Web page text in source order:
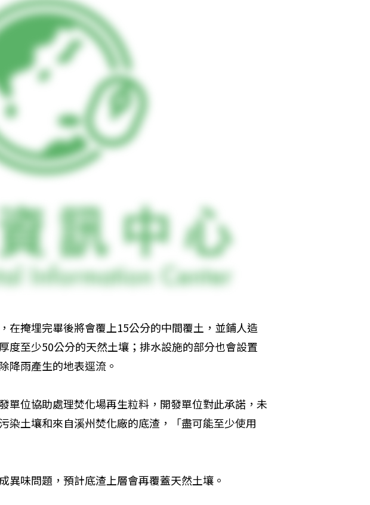
在掩埋完畢後將會覆上15公分的中間覆土，並鋪人造
度至少50公分的天然土壤；排水設施的部分也會設置
降雨產生的地表逕流。
單位協助處理焚化場再生粒料，開發單位對此承諾，未
染土壤和來自溪州焚化廠的底渣，「盡可能至少使用
異味問題，預計底渣上層會再覆蓋天然土壤。